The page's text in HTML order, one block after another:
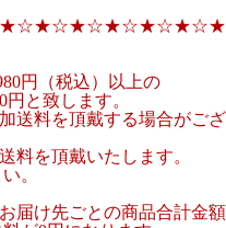
円（税込）以上の
と致します。
送料を頂戴する場合がござ
料を頂戴いたします。
。
届け先ごとの商品合計金額